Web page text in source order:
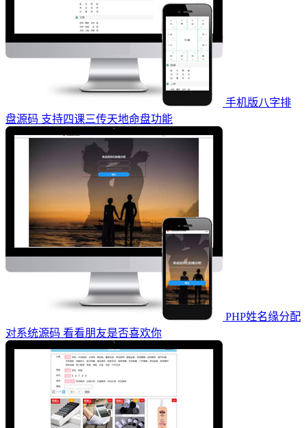
手机版八字排
盘源码 支持四课三传天地命盘功能
PHP姓名缘分配
对系统源码 看看朋友是否喜欢你